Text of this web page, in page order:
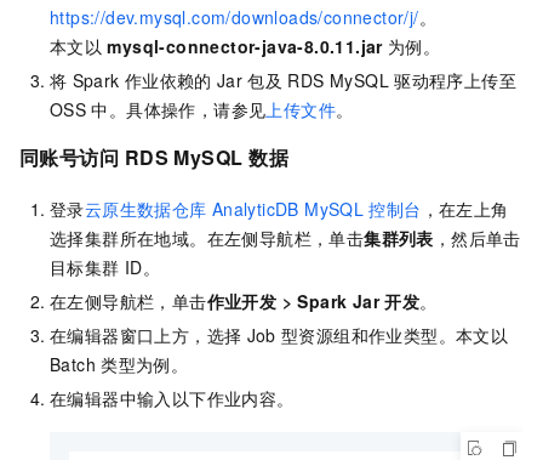
https://dev.mysql.com/downloads/connector/j/。
本文以 mysql-connector-java-8.0.11.jar 为例。
将 Spark 作业依赖的 Jar 包及 RDS MySQL 驱动程序上传至
OSS 中。具体操作，请参见上传文件。
同账号访问 RDS MySQL 数据
登录云原生数据仓库 AnalyticDB MySQL 控制台 ，在左上角
选择集群所在地域。在左侧导航栏，单击集群列表 ，然后单击
目标集群 ID。
在左侧导航栏，单击作业开发 >Spark Jar 开发。
在编辑器窗口上方，选择 Job 型资源组和作业类型。本文以
Batch 类型为例。
在编辑器中输入以下作业内容。